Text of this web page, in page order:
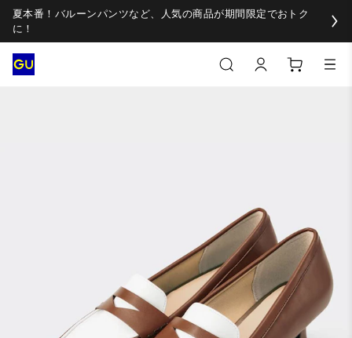
夏本番！バルーンパンツなど、人気の商品が期間限定でおトク
に！